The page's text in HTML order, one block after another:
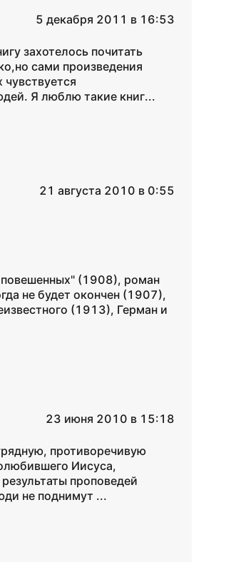
5 декабря 2011 в 16:53
захотелось почитать
сами произведения
Я люблю такие книг...
21 августа 2010 в 0:55
повешенных" (1908), роман
не будет окончен (1907),
(1913), Герман и
23 июня 2010 в 15:18
противоречивую
Иисуса,
проповедей
не поднимут ...